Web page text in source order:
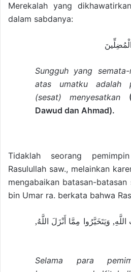
Merekalah yang
dalam sabdanya:
Sungguh yang
atas umatku adalah
(sesat) menyesatkan
Dawud dan Ahmad).
Tidaklah seorang
Rasulullah saw., melainkan
mengabaikan batasan-
bin Umar ra. berkata bahwa
وَيَتَخَيَّرُوا مِمَّا أَنْزَلَ اللَّهُ,
Selama para